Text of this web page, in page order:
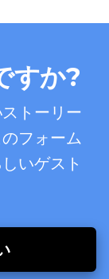
すか?
トーリー
フォーム
いゲスト